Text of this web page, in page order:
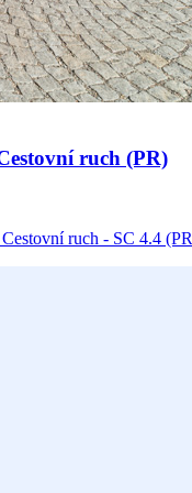
ruch (PR)
ruch - SC 4.4